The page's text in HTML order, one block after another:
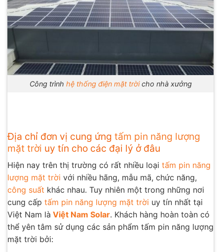
Công trình hệ thống điện mặt trờicho nhà xưởng
Địa chỉ đơn vị cung ứng tấm pin năng lượng
mặt trời uy tín cho các đại lý ở đâu
Hiện nay trên thị trường có rất nhiều loại tấm pin năng
lượng mặt trời với nhiều hãng, mẫu mã, chức năng,
công suất khác nhau. Tuy nhiên một trong những nơi
cung cấp tấm pin năng lượng mặt trời uy tín nhất tại
Việt Nam là Việt Nam Solar. Khách hàng hoàn toàn có
thể yên tâm sử dụng các sản phẩm tấm pin năng lượng
mặt trời bởi: